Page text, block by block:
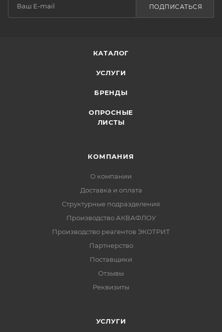
ПОДПИСАТЬСЯ
КАТАЛОГ
УСЛУГИ
БРЕНДЫ
ОПРОСНЫЕ
ЛИСТЫ
КОМПАНИЯ
О компании
Доставка и оплата
Структурные подразделения
Производство АКВАФЛОУ
Производство реагентов ЭКОТРИТ
Партнерство
Поставщики
Отзывы
Реквизиты
УСЛУГИ